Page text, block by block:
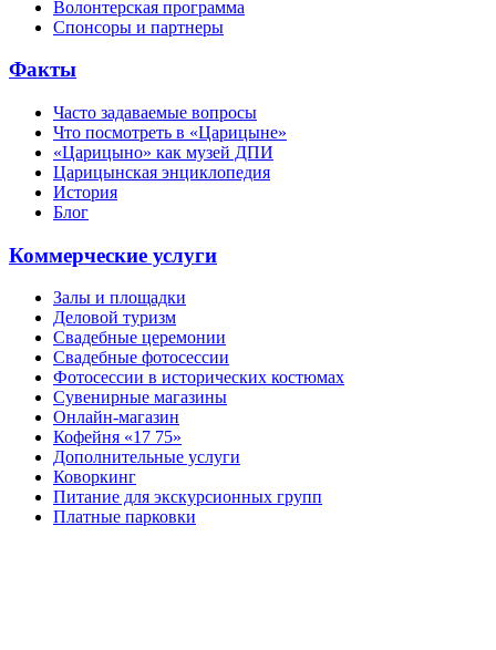
Волонтерская программа
Спонсоры и партнеры
Факты
Часто задаваемые вопросы
Что посмотреть в «Царицыне»
«Царицыно» как музей ДПИ
Царицынская энциклопедия
История
Блог
Коммерческие услуги
Залы и площадки
Деловой туризм
Свадебные церемонии
Свадебные фотосессии
Фотосессии в исторических костюмах
Сувенирные магазины
Онлайн-магазин
Кофейня «17 75»
Дополнительные услуги
Коворкинг
Питание для экскурсионных групп
Платные парковки